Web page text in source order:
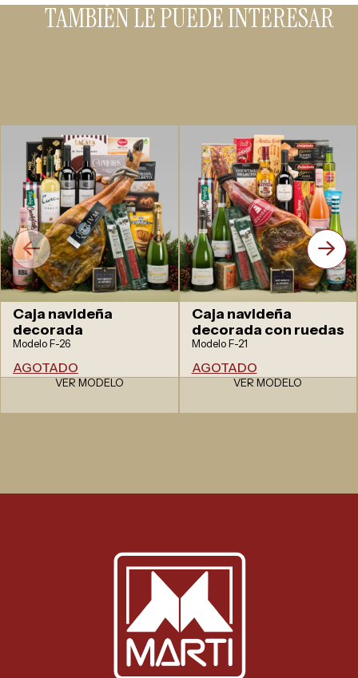
TAMBIÉN LE PUEDE INTERESAR
Caja navideña
decorada
Modelo F-26
AGOTADO
VER MODELO
Caja navideña
decorada con ruedas
Modelo F-21
AGOTADO
VER MODELO